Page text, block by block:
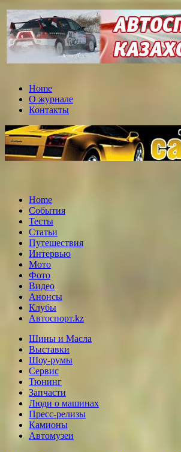
Home
О журнале
Контакты
Home
События
Тесты
Статьи
Путешествия
Интервью
Мото
Фото
Видео
Анонсы
Клубы
Автоспорт.kz
Шины и Масла
Выставки
Шоу-румы
Сервис
Тюнинг
Запчасти
Люди о машинах
Пресс-релизы
Камионы
Автомузеи